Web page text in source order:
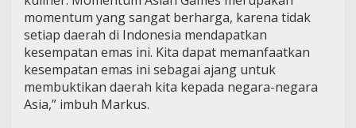
momentum yang sangat berharga, karena tidak
setiap daerah di Indonesia mendapatkan
kesempatan emas ini. Kita dapat memanfaatkan
kesempatan emas ini sebagai ajang untuk
membuktikan daerah kita kepada negara-negara
Asia,” imbuh Markus.